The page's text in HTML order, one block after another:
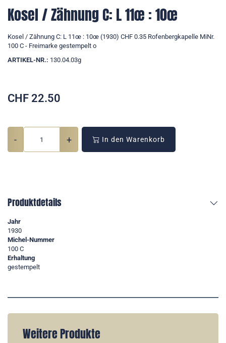
Kosel / Zähnung C: L 11œ : 10œ
Kosel / Zähnung C: L 11œ : 10œ (1930) CHF 0.35 Rofenbergkapelle MiNr.
100 C - Freimarke gestempelt o
ARTIKEL-NR.: 130.04.03g
CHF 22.50
- + In den Warenkorb
Produktdetails
Jahr
1930
Michel-Nummer
100 C
Erhaltung
gestempelt
Weitere Produkte